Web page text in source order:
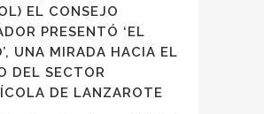
EL CONSEJO
PRESENTÓ ‘EL
UNA MIRADA HACIA EL
DEL SECTOR
DE LANZAROTE